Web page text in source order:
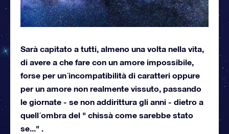
Sarà capitato a tutti, almeno una volta nella vita,
di avere a che fare con un amore impossibile,
forse per un´incompatibilità di caratteri oppure
per un amore non realmente vissuto, passando
le giornate - se non addirittura gli anni - dietro a
quell´ombra del " chissà come sarebbe stato
se..." .